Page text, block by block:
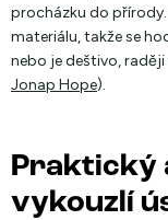
procházku do
materiálu, takže se
nebo je deštivo,
Jonap Hope).
Praktický
vykouzlí